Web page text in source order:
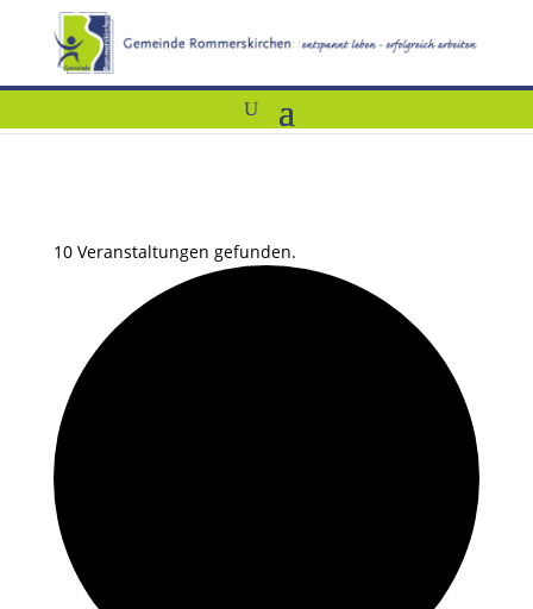
10 Veranstaltungen gefunden.